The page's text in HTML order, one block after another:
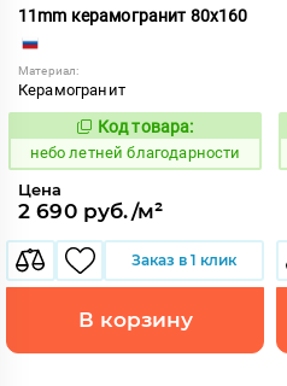
11mm керамогранит 80x160
Материал:
Керамогранит
1115253
Код товара:
небо летней благодарности
Цена
2 690 руб./м²
Заказ в 1 клик
В корзину